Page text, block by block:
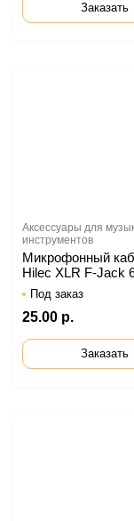
Заказать
Аксессуары для
инструментов
Микрофонный
Hilec XLR F-Jack
mono
Под заказ
25.00 р.
Заказать